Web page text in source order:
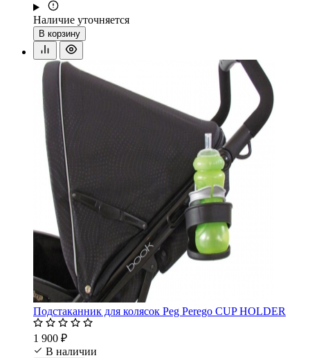
Наличие уточняется
В корзину
Подстаканник для колясок Peg Perego CUP HOLDER
1 900 ₽
В наличии